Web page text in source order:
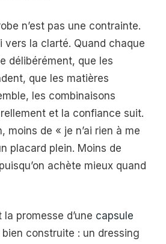
n’est pas une contrainte.
vers la clarté. Quand chaque
délibérément, que les
que les matières
les combinaisons
et la confiance suit.
moins de « je n’ai rien à me
placard plein. Moins de
achète mieux quand
la promesse d’une capsule
bien construite : un dressing